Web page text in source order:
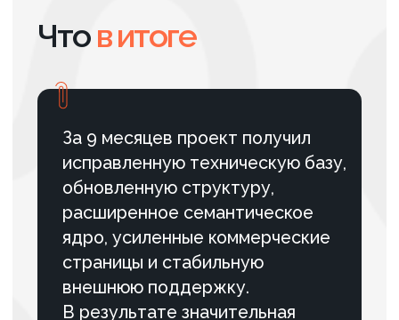
ПОДРОБНЕЕ
запросов в ТОП-10 Яндекса
на 70% для компании по
За 17 месяцев усилили позиции
целевой трафик и создали
устойчивую SEO-систему для
компании в сфере пожарной
безопасности.